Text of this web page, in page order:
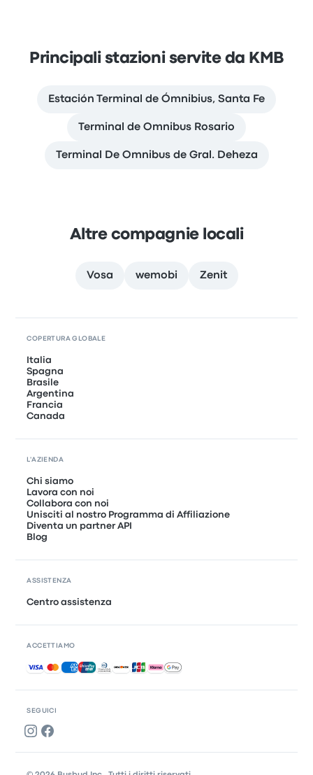
Principali stazioni servite da KMB
Estación Terminal de Ómnibius, Santa Fe
Terminal de Omnibus Rosario
Terminal De Omnibus de Gral. Deheza
Altre compagnie locali
Vosa wemobi Zenit
SEGUICI
COPERTURA GLOBALE
Italia
Spagna
Brasile
Argentina
Francia
Canada
L'AZIENDA
Chi siamo
Lavora con noi
Collabora con noi
Unisciti al nostro Programma di Affiliazione
Diventa un partner API
Blog
ASSISTENZA
Centro assistenza
ACCETTIAMO
Pagamenti accettati